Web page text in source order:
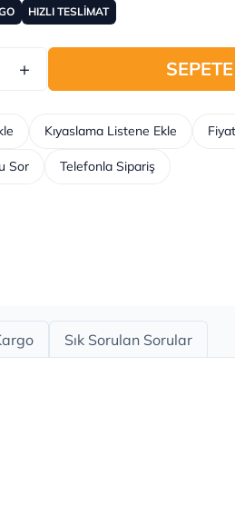
HIZLI TESLİMAT
+
Telefonla Sipariş
Kıyaslama Listene Ekle
Sor
Sık Sorulan Sorular